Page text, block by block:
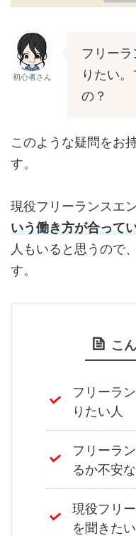
初心者さん
フリー
りたい
の？
このような疑問をお
す。
現役フリーランスエ
いう働き方が合って
人もいると思うので
す。
こ
フリーラ
りたい人
フリーラ
るか不安
現役フリ
を聞きた